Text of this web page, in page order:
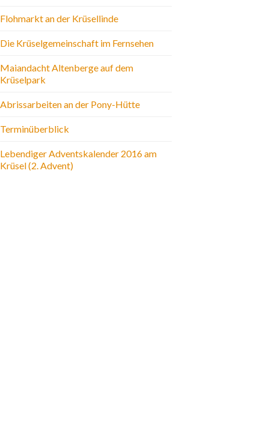
Flohmarkt an der Krüsellinde
Die Krüselgemeinschaft im Fernsehen
Maiandacht Altenberge auf dem
Krüselpark
Abrissarbeiten an der Pony-Hütte
Terminüberblick
Lebendiger Adventskalender 2016 am
Krüsel (2. Advent)